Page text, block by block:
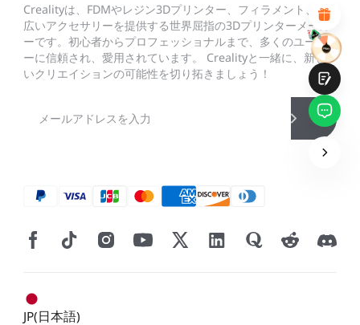
豊富なコンテンツ
高速ページロード
フリックでの流動的なインタラクション
Crealityは、FDMやレジン3Dプリンター、フィラメント、幅
広いアクセサリーを提供する世界屈指の3Dプリンターメーカ
ーです。初心者からプロフェッショナルまで、多くのユーザ
ーに信頼され、愛用されています。 Crealityと一緒に、新し
いクリエイションの可能性を切り拓きましょう！
JP(日本語)